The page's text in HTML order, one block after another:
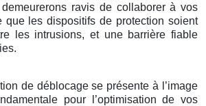
ravis de collaborer à vos
que les dispositifs de protection soient
les intrusions, et une barrière fiable
de déblocage se présente à l’image
pour l’optimisation de vos